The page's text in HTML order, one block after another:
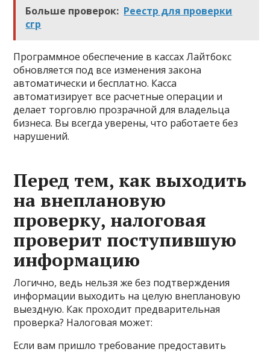
Больше проверок: Реестр для проверки
сгр
Программное обеспечение в кассах Лайтбокс
обновляется под все изменения закона
автоматически и бесплатно. Касса
автоматизирует все расчетные операции и
делает торговлю прозрачной для владельца
бизнеса. Вы всегда уверены, что работаете без
нарушений.
Перед тем, как выходить
на внеплановую
проверку, налоговая
проверит поступившую
информацию
Логично, ведь нельзя же без подтверждения
информации выходить на целую внеплановую
выездную. Как проходит предварительная
проверка? Налоговая может:
Если вам пришло требование предоставить